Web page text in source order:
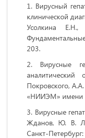
Вирусный
клинической
Усолкина
203.
Вирусные
Покровского,
«НИИЭМ» имени
Вирусные
Жданов, Ю. В.
Санкт-